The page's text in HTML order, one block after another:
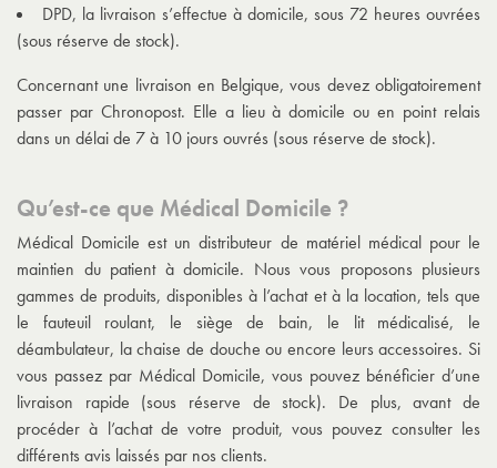
DPD, la livraison s’effectue à domicile, sous 72 heures ouvrées
(sous réserve de stock).
Concernant une livraison en Belgique, vous devez obligatoirement
passer par Chronopost. Elle a lieu à domicile ou en point relais
dans un délai de 7 à 10 jours ouvrés (sous réserve de stock).
Qu’est-ce que Médical Domicile ?
Médical Domicile est un distributeur de matériel médical pour le
maintien du patient à domicile. Nous vous proposons plusieurs
gammes de produits, disponibles à l’achat et à la location, tels que
le fauteuil roulant, le siège de bain, le lit médicalisé, le
déambulateur, la chaise de douche ou encore leurs accessoires. Si
vous passez par Médical Domicile, vous pouvez bénéficier d’une
livraison rapide (sous réserve de stock). De plus, avant de
procéder à l’achat de votre produit, vous pouvez consulter les
différents avis laissés par nos clients.